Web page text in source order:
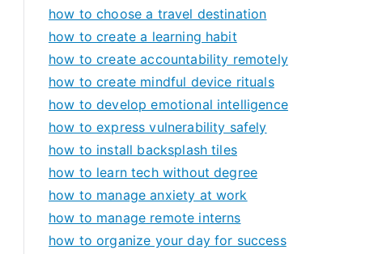
how to choose a travel destination
how to create a learning habit
how to create accountability remotely
how to create mindful device rituals
how to develop emotional intelligence
how to express vulnerability safely
how to install backsplash tiles
how to learn tech without degree
how to manage anxiety at work
how to manage remote interns
how to organize your day for success